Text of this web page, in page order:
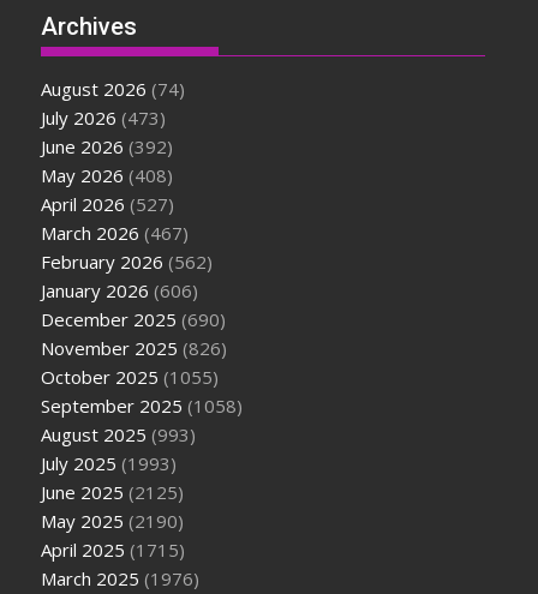
Archives
August 2026 (74)
July 2026 (473)
June 2026 (392)
May 2026 (408)
April 2026 (527)
March 2026 (467)
February 2026 (562)
January 2026 (606)
December 2025 (690)
November 2025 (826)
October 2025 (1055)
September 2025 (1058)
August 2025 (993)
July 2025 (1993)
June 2025 (2125)
May 2025 (2190)
April 2025 (1715)
March 2025 (1976)